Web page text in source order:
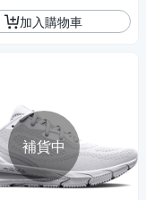
加入購物車
補貨中